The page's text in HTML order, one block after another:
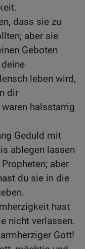
dass sie zu
aber sie
Geboten
leben wird,
dir
halsstarrig
Geduld mit
ablegen lassen
aber
du sie in die
hast
nicht verlassen.
Gott!